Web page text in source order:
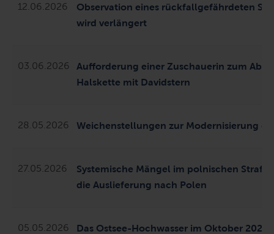
12.06.2026
Observation eines rückfallgefährdeten
wird verlängert
03.06.2026
Aufforderung einer Zuschauerin zum
Halskette mit Davidstern
28.05.2026 Weichenstellungen zur Modernisierung
27.05.2026
Systemische Mängel im polnischen
die Auslieferung nach Polen
05.05.2026
Das Ostsee-Hochwasser im Oktober 2023